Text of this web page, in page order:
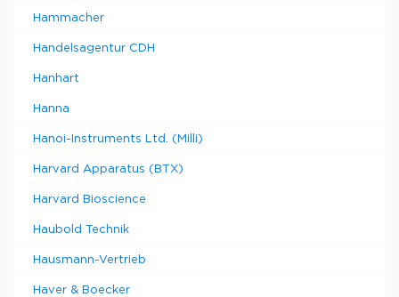
Hammacher
Handelsagentur CDH
Hanhart
Hanna
Hanoi-Instruments Ltd. (Milli)
Harvard Apparatus (BTX)
Harvard Bioscience
Haubold Technik
Hausmann-Vertrieb
Haver & Boecker